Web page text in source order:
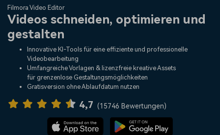
Dienstprogramme
Business
Überblick
Lösungen
Über uns
Presseraum
Support
Produkte
Plattformen
Funktionen
Assets
KI
Video/Foto
Audio
Lösungen
Soziale Medien
Marketing & Business
Lifestyle & Spaß
Ressourcen
Video-Prompts
Über 100 heiße Video-
Meisterkurs
Beherrschen Sie
Hilfe-Center
Erste Schritte
Filmora Video Editor
Videos schneiden, optimieren und
gestalten
Innovative KI-Tools für eine effiziente und professionelle
Videobearbeitung
Umfangreiche Vorlagen & lizenzfreie kreative Assets
für grenzenlose Gestaltungsmöglichkeiten
Gratisversion ohne Ablaufdatum nutzen
4,7 (15746 Bewertungen)